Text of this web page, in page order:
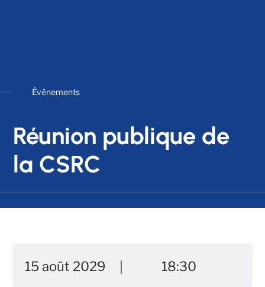
Événements
Réunion publique de
la CSRC
15 août 2029 18:30